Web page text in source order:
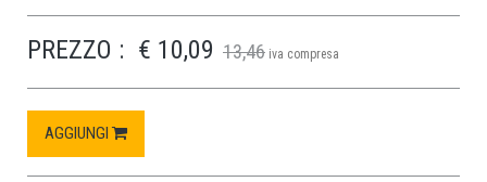
PREZZO : € 10,09 13,46 iva compresa
AGGIUNGI